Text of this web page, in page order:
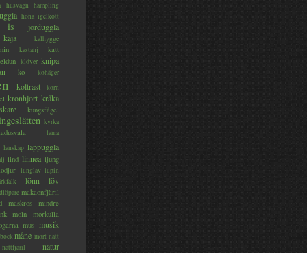
husvagn hämpling
höna igelkott
is
jorduggla
kaja
kalhygge
kastanj
katt
klöver knipa
ko kohäger
koltrast korn
kronhjort kråka
kungsfågel
kyrka
lama
lanskap lappuggla
lind linnea ljung
lunglav lupin
lönn löv
makaonfjäril
maskros
mindre
moln
morkulla
mus musik
måne mört natt
nattfjäril
natur